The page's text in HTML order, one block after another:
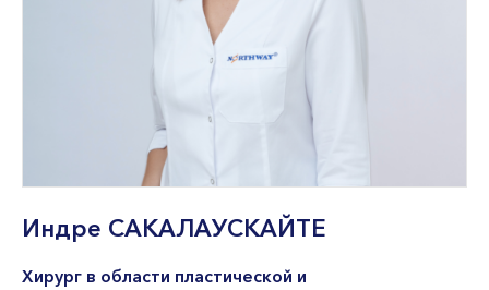
Часы работы:
I-V 08:00 - 20:00
Индре САКАЛАУСКАЙТЕ
Хирург в области пластической и